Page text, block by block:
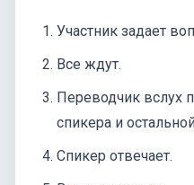
Участник задает
Все ждут.
Переводчик вслух
спикера и
Спикер отвечает.